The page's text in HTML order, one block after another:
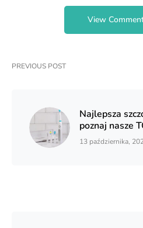
View
PREVIOUS POST
Najlepsza
poznaj nasze
13 października,